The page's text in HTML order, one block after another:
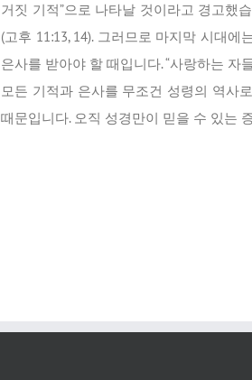
거짓 기적”으로 나타날 것이라고 경고했
(고후 11:13, 14). 그러므로 마지막 시대
은사를 받아야 할 때입니다. “사랑하는
모든 기적과 은사를 무조건 성령의 역사
때문입니다. 오직 성경만이 믿을 수 있는